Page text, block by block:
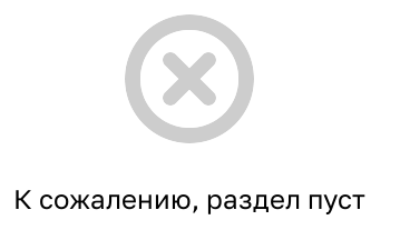
К сожалению, раздел пуст